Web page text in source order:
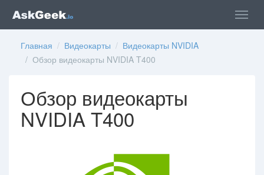
Главная / Видеокарты / Видеокарты NVIDIA
/ Обзор видеокарты NVIDIA T400
Обзор видеокарты
NVIDIA T400